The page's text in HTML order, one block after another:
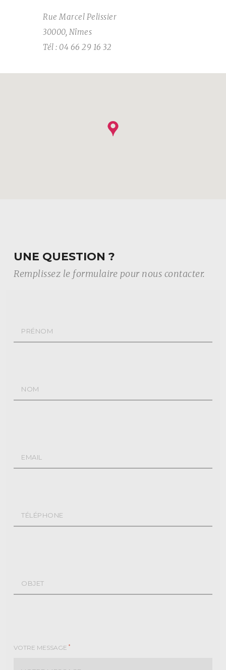
Rue Marcel Pelissier
30000, Nîmes
Tél : 04 66 29 16 32
UNE QUESTION ?
Remplissez le formulaire pour nous contacter.
VOTRE MESSAGE *